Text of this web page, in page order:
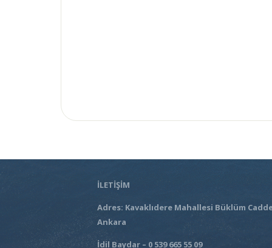
İLETİŞİM
Adres: Kavaklıdere Mahallesi Büklüm
Ankara
İdil Baydar – 0 539 665 55 09